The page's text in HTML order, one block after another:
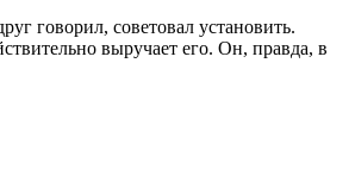
говорил, советовал установить.
выручает его. Он, правда, в